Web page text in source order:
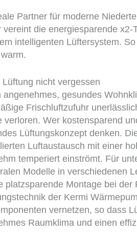
Partner für moderne
vereint die energiesparende
intelligenten Lüftersystem.
Lüftung nicht vergessen
angenehmes, gesundes
Frischluftzufuhr
verloren. Wer kostensparend
Lüftungskonzept denken.
Luftaustausch mit einer
temperiert einströmt. Für
Modelle in verschiedenen
platzsparende Montage bei
der Kermi
vernetzen, so dass
Raumklima und einen